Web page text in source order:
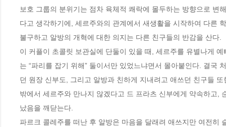
보호 그룹의 분위기는 점차 육체적 쾌락에 몰두하는 방향으로 변
다고 생각하기에, 세르주와의 관계에서 새생활을 시작하여 다른
불구하고 알방의 개혁에 대한 의지는 다른 친구들의 반감을 산다.
이 커플이 초콜릿 보관실에 단둘이 있을 때, 세르주를 유별나게
는 “파리를 잡기 위해” 둘이서만 있었느냐면서 몰아붙인다. 결국
던 원장 신부도, 그리고 알방과 친하게 지내려고 애쓰던 친구들
밖에서 세르주와 만나지 않겠다고 드 프라츠 신부에게 약속하고,
났음을 깨닫는다.
파르크 콜레주를 떠난 후 알방은 마음을 달래려 애쓰지만 여전히